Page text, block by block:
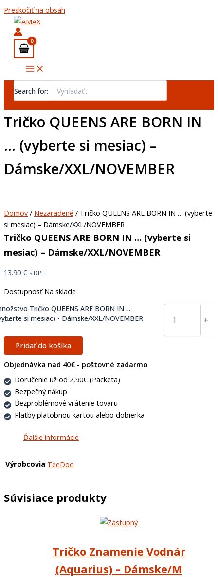
Preskočiť na obsah
Search for:
Tričko QUEENS ARE BORN IN
… (vyberte si mesiac) –
Dámske/XXL/NOVEMBER
Domov/ Nezaradené / Tričko QUEENS ARE BORN IN … (vyberte
si mesiac) – Dámske/XXL/NOVEMBER
Tričko QUEENS ARE BORN IN … (vyberte si
mesiac) – Dámske/XXL/NOVEMBER
13.90 € s DPH
Dostupnosť Na sklade
-
Tričko QUEENS ARE BORN IN ...
si mesiac) - Dámske/XXL/NOVEMBER
+
Pridať do košíka
Objednávka nad 40€ - poštovné zadarmo
Doručenie už od 2,90€ (Packeta)
Bezpečný nákup
Bezproblémové vrátenie tovaru
Platby platobnou kartou alebo dobierka
Ďalšie informácie
Výrobcovia TeeDoo
Súvisiace produkty
Tričko Znamenie Vodnár
(Aquarius) – Dámske/M